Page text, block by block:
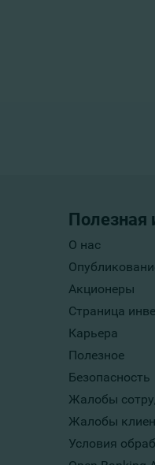
Полезная
О нас
Акционеры
Страница
Карьера
Полезное
Безопасность
Жалобы
Жалобы
Условия